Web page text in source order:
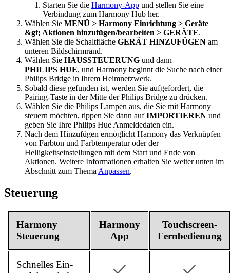
Starten Sie die Harmony-App und stellen Sie eine
Verbindung zum Harmony Hub her.
Wählen Sie MENÜ > Harmony Einrichtung > Geräte
&gt; Aktionen hinzufügen/bearbeiten > GERÄTE.
Wählen Sie die Schaltfläche GERÄT HINZUFÜGEN am
unteren Bildschirmrand.
Wählen Sie HAUSSTEUERUNG und dann
PHILIPS HUE, und Harmony beginnt die Suche nach einer
Philips Bridge in Ihrem Heimnetzwerk.
Sobald diese gefunden ist, werden Sie aufgefordert, die
Pairing-Taste in der Mitte der Philips Bridge zu drücken.
Wählen Sie die Philips Lampen aus, die Sie mit Harmony
steuern möchten, tippen Sie dann aufIMPORTIEREN und
geben Sie Ihre Philips Hue Anmeldedaten ein.
Nach dem Hinzufügen ermöglicht Harmony das Verknüpfen
von Farbton und Farbtemperatur oder der
Helligkeitseinstellungen mit dem Start und Ende von
Aktionen. Weitere Informationen erhalten Sie weiter unten im
Abschnitt zum ThemaAnpassen.
Steuerung
Harmony
Steuerung
Harmony
App
Touchscreen-
Fernbedienung
Schnelles Ein-